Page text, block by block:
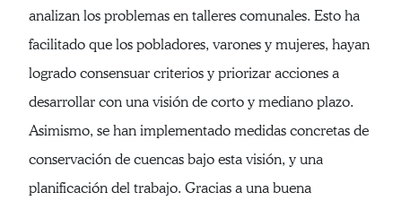
analizan los problemas en talleres comunales. Esto ha
facilitado que los pobladores, varones y mujeres, hayan
logrado consensuar criterios y priorizar acciones a
desarrollar con una visión de corto y mediano plazo.
Asimismo, se han implementado medidas concretas de
conservación de cuencas bajo esta visión, y una
planificación del trabajo. Gracias a una buena